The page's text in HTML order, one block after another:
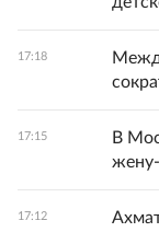
17:18
17:15
В
17:12